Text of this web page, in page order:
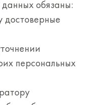
обязаны:
достоверные
персональных